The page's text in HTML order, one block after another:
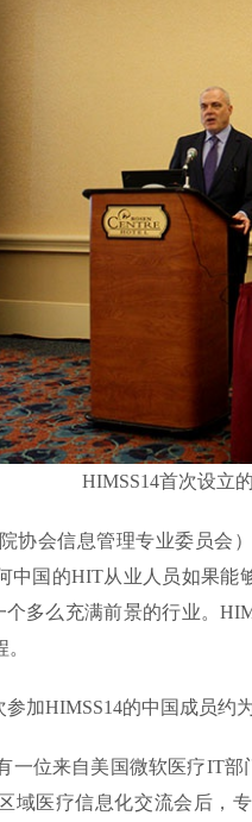
HIMSS14首次设立
协会信息管理专业委员会
中国的HIT从业人员如果能
个多么充满前景的行业。
加HIMSS14的中国成员约
一位来自美国微软医疗IT
域医疗信息化交流会后，